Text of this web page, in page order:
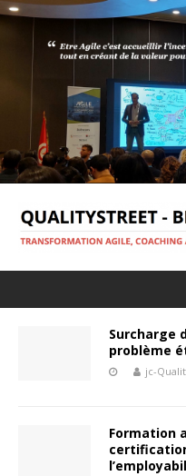
Surcharge
problème
jc-
Formation